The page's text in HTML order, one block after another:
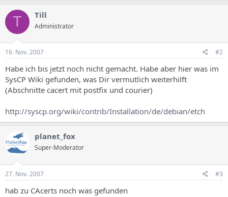
T Till
Administrator
16. Nov. 2007 #2
Habe ich bis jetzt noch nicht gemacht. Habe aber hier was im
SysCP Wiki gefunden, was Dir vermutlich weiterhilft
(Abschnitte cacert mit postfix und courier)
http://syscp.org/wiki/contrib/Installation/de/debian/etch
planet_fox
Super-Moderator
27. Nov. 2007 #3
hab zu CAcerts noch was gefunden